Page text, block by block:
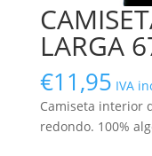
LARGA
€11,95 IVA
Camiseta interior
redondo. 100%